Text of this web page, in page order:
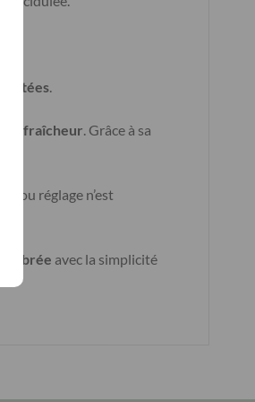
.
et fraîcheur. Grâce à sa
ou réglage n’est
avec la simplicité